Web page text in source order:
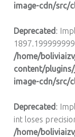
image-cdn/src/
Deprecated :
/home/
content/
image-cdn/src/
Deprecated :
int loses
/home/